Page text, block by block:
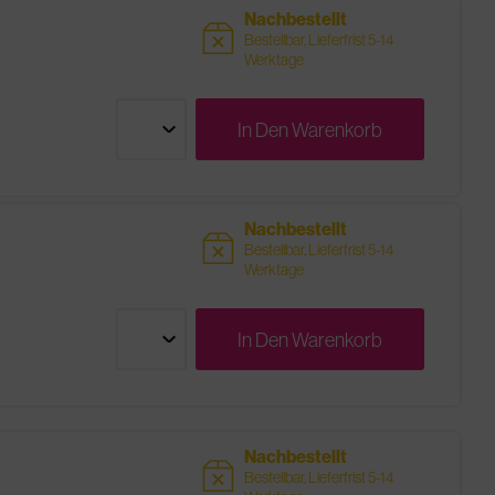
sold Nachbestellt
Bestellbar, Lieferfrist 5-14
Werktage
In DenWarenkorb
sold Nachbestellt
Bestellbar, Lieferfrist 5-14
Werktage
In DenWarenkorb
sold Nachbestellt
Bestellbar, Lieferfrist 5-14